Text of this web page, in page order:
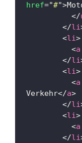
href="#">
</
</li
<li>
<a
</li
<li>
<a
Verkehr</a>
</li
<li>
<a
</li